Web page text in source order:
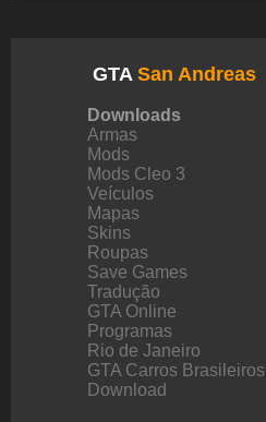
GTA San Andreas
Downloads
Armas
Mods
Mods Cleo 3
Veículos
Mapas
Skins
Roupas
Save Games
Tradução
GTA Online
Programas
Rio de Janeiro
GTA Carros Brasileiros
Download